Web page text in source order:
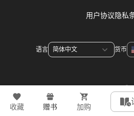
收藏 赠书 加购
用户协议隐私
语言 货币
© 2026 WeDevote Bible